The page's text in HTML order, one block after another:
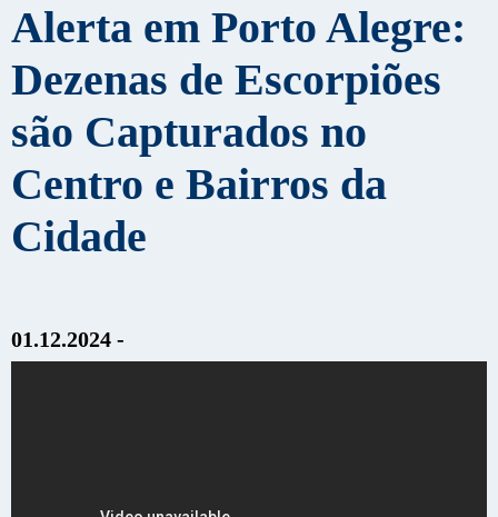
Alerta em Porto Alegre:
Dezenas de Escorpiões
são Capturados no
Centro e Bairros da
Cidade
01.12.2024 -